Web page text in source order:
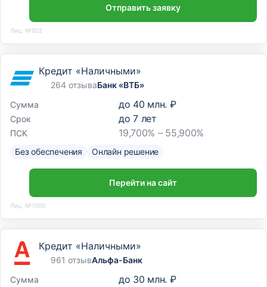
Отправить заявку
Лиц. №902
Кредит «Наличными»
264 отзываБанк «ВТБ»
Сумма
до 40 млн. ₽
Срок до7лет
ПСК 19,700% – 55,900%
Без обеспечения Онлайн решение
Перейти на сайт
Лиц. №1000
Кредит «Наличными»
961 отзывАльфа-Банк
Сумма
до 30 млн. ₽